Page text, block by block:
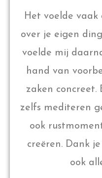
Het voelde
over je eigen
voelde mij
hand van
zaken concreet.
zelfs mediteren
ook
creëren. Dank
ook